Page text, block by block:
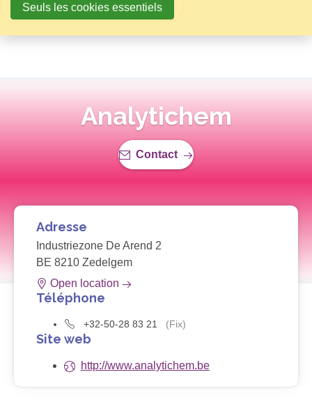
Retour à la vue d'ensemble
Analytichem
Contact
Adresse
Industriezone De Arend 2
BE 8210 Zedelgem
Open location
Téléphone
+32-50-28 83 21 (Fix)
Site web
http://www.analytichem.be
Seuls les cookies essentiels